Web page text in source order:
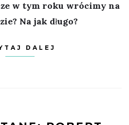
w tym roku wrócimy na
Na jak długo?
DALEJ